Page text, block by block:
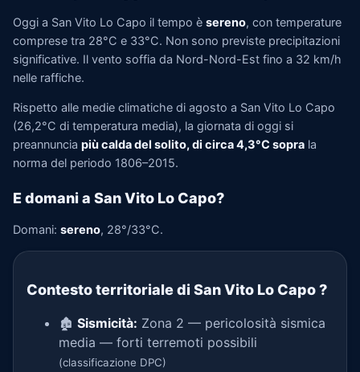
Oggi a San Vito Lo Capo il tempo è sereno, con temperature
comprese tra 28°C e 33°C. Non sono previste precipitazioni
significative. Il vento soffia da Nord-Nord-Est fino a 32 km/h
nelle raffiche.
Rispetto alle medie climatiche di agosto a San Vito Lo Capo
(26,2°C di temperatura media), la giornata di oggi si
preannuncia più calda del solito, di circa 4,3°C sopra la
norma del periodo 1806–2015.
E domani a San Vito Lo Capo?
Domani: sereno, 28°/33°C.
Contesto territoriale di San Vito Lo Capo?
🏚️ Sismicità: Zona 2 — pericolosità sismica
media — forti terremoti possibili
(classificazione DPC)